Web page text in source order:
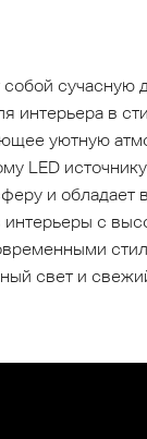
интерьера в
уютную
LED
и
с
свет и